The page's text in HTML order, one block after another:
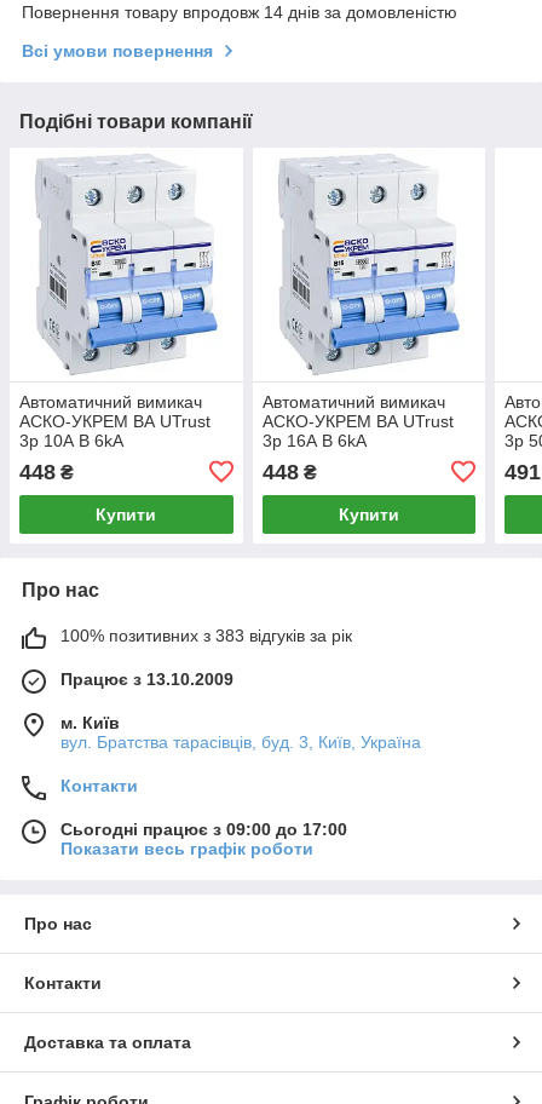
Повернення товару впродовж 14 днів за домовленістю
Всі умови повернення
Подібні товари компанії
Автоматичний вимикач
АСКО-УКРЕМ ВА UTrust
3р 10А B 6kА
448 ₴
Купити
Автоматичний вимикач
АСКО-УКРЕМ ВА UTrust
3р 16А B 6kА
448₴
Купити
3р
491
Про нас
100% позитивних з 383 відгуків за рік
Працює з 13.10.2009
м. Київ
вул. Братства тарасівців, буд. 3, Київ, Україна
Контакти
Сьогодні працює з 09:00 до 17:00
Показати весь графік роботи
Про нас
Контакти
Доставка та оплата